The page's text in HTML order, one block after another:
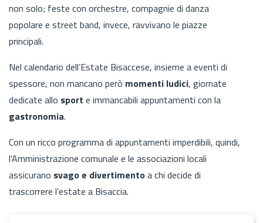
non solo; feste con orchestre, compagnie di danza
popolare e street band, invece, ravvivano le piazze
principali.
Nel calendario dell’Estate Bisaccese, insieme a eventi di
spessore, non mancano però momenti ludici, giornate
dedicate allo sport e immancabili appuntamenti con la
gastronomia.
Con un ricco programma di appuntamenti imperdibili, quindi,
l'Amministrazione comunale e le associazioni locali
assicurano svago e divertimentoa chi decide di
trascorrere l’estate a Bisaccia.